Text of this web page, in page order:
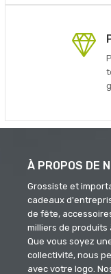
À PROPOS DE
Grossiste et
cadeaux
de fête,
milliers de produits
Que vous soyez
collectivité, nous
avec votre logo.